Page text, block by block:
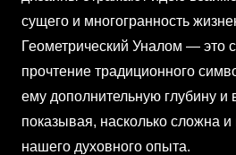
сущего и многогранность
Геометрический Уналом — это
прочтение традиционного
ему дополнительную глубину и
показывая, насколько сложна и
нашего духовного опыта.